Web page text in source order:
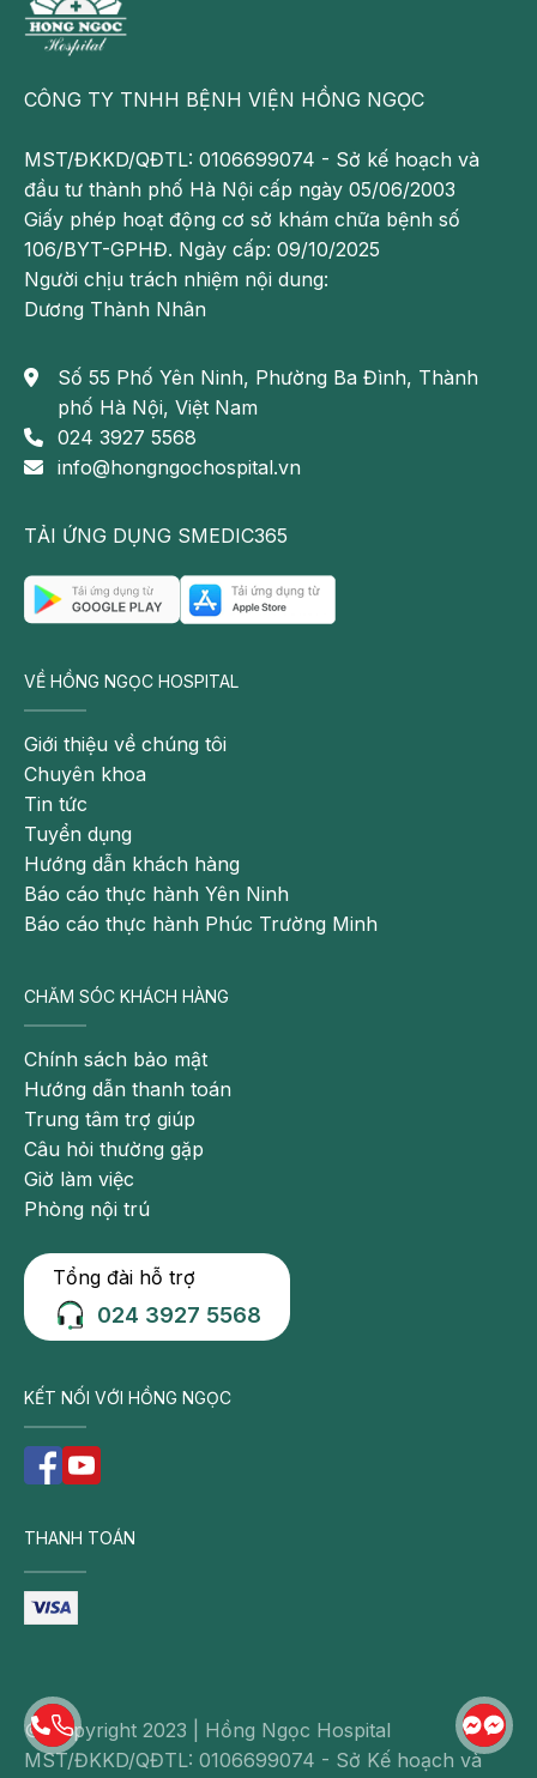
CÔNG TY TNHH BỆNH VIỆN HỒNG NGỌC
MST/ĐKKD/QĐTL: 0106699074 - Sở kế hoạch và
đầu tư thành phố Hà Nội cấp ngày 05/06/2003
Giấy phép hoạt động cơ sở khám chữa bệnh số
106/BYT-GPHĐ. Ngày cấp: 09/10/2025
Người chịu trách nhiệm nội dung:
Dương Thành Nhân
Số 55 Phố Yên Ninh, Phường Ba Đình, Thành
phố Hà Nội, Việt Nam
024 3927 5568
info@hongngochospital.vn
TẢI ỨNG DỤNG SMEDIC365
VỀ HỒNG NGỌC HOSPITAL
Giới thiệu về chúng tôi
Chuyên khoa
Tin tức
Tuyển dụng
Hướng dẫn khách hàng
Báo cáo thực hành Yên Ninh
Báo cáo thực hành Phúc Trường Minh
CHĂM SÓC KHÁCH HÀNG
Chính sách bảo mật
Hướng dẫn thanh toán
Trung tâm trợ giúp
Câu hỏi thường gặp
Giờ làm việc
Phòng nội trú
Tổng đài hỗ trợ
024 3927 5568
KẾT NỐI VỚI HỒNG NGỌC
THANH TOÁN
© Copyright 2023 | Hồng Ngọc Hospital
MST/ĐKKD/QĐTL: 0106699074 - Sở Kế hoạch và